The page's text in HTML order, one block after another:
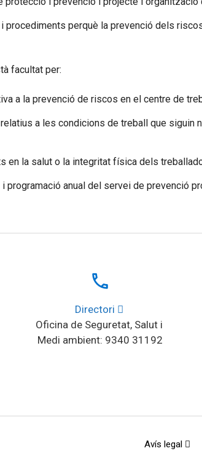
perquè la prevenció dels
facultat per:
a la prevenció de riscos en el centre de
a les condicions de treball que
en la salut o la integritat física dels
programació anual del servei de prevenció
local_phone
Directori
Oficina de Seguretat, Salut i
Medi ambient: 9340 31192
Avís legal